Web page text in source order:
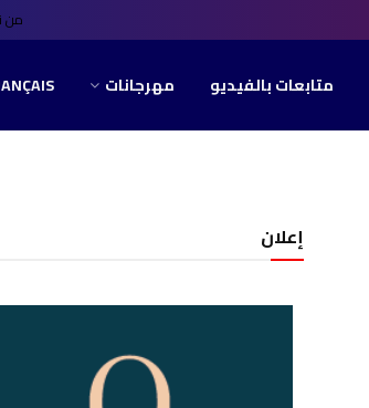
من
متابعات بالفيديو مهرجانات
إعلان